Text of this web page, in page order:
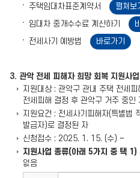
주택임대차표준계약서
펼쳐보
임대차 중개수수료 계산하기
전세사기 예방법
바로가기
3. 관악 전세 피해자 희망 회복 지원사업
지원대상 : 관악구 관내 주택 전세
전세피해 결정 후 관악구 거주 중인
지원요건 : 전세사기피해자(특별법
발급자)로 결정된 자
신청접수 : 2025. 1. 15. (수) ~
지원사업 종류(아래 5가지 중 택
없음